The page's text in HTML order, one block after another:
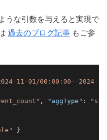
うな引数を与えると実現で
過去のブログ記事 もご参
11-01/00:00:00--2024-
, "aggType" :
}